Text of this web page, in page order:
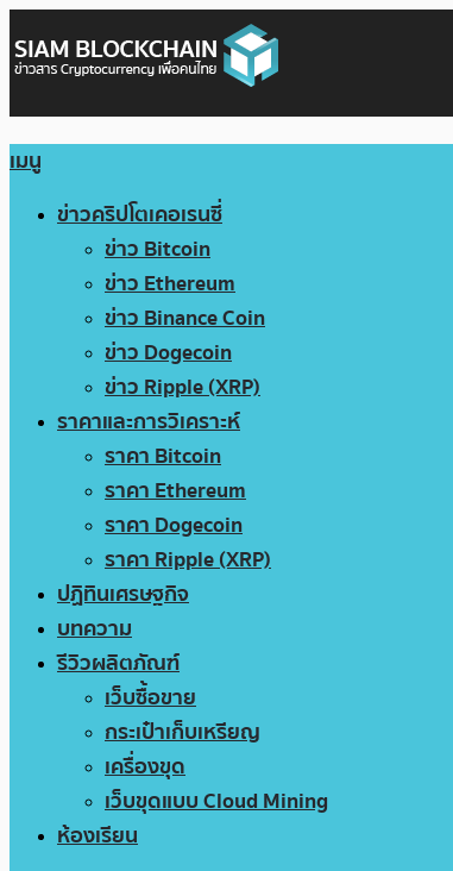
เมนู
ข่าวคริปโตเคอเรนซี่
ข่าว Bitcoin
ข่าว Ethereum
ข่าว Binance Coin
ข่าว Dogecoin
ข่าว Ripple (XRP)
ราคาและการวิเคราะห์
ราคา Bitcoin
ราคา Ethereum
ราคา Dogecoin
ราคา Ripple (XRP)
ปฏิทินเศรษฐกิจ
บทความ
รีวิวผลิตภัณฑ์
เว็บซื้อขาย
กระเป๋าเก็บเหรียญ
เครื่องขุด
เว็บขุดแบบ Cloud Mining
ห้องเรียน